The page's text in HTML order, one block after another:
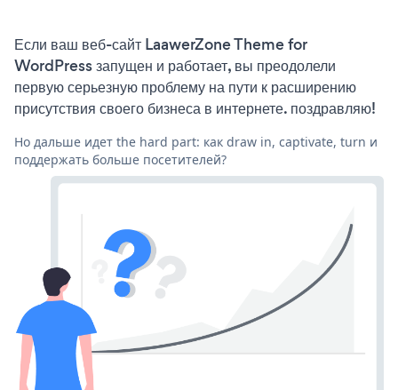
Если ваш веб-сайт LaawerZone Theme for
WordPress запущен и работает, вы преодолели
первую серьезную проблему на пути к расширению
присутствия своего бизнеса в интернете. поздравляю!
Но дальше идет the hard part: как draw in, captivate, turn и
поддержать больше посетителей?